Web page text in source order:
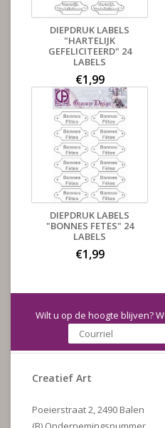
DIEPDRUK LABELS
"HARTELIJK
GEFELICITEERD" 24
LABELS
€1,99
DIEPDRUK LABELS
"BONNES FETES" 24
LABELS
€1,99
Wilt u op de hoogte blijven?
Creatief Art
Poeierstraat 2, 2490 Balen